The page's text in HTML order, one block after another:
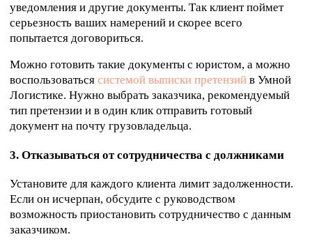
уведомления и другие документы. Так клиент поймет
серьезность ваших намерений и скорее всего
попытается договориться.
Можно готовить такие документы с юристом, а можно
воспользоваться системой выписки претензий в Умной
Логистике. Нужно выбрать заказчика, рекомендуемый
тип претензии и в один клик отправить готовый
документ на почту грузовладельца.
3. Отказываться от сотрудничества с должниками
Установите для каждого клиента лимит задолженности.
Если он исчерпан, обсудите с руководством
возможность приостановить сотрудничество с данным
заказчиком.